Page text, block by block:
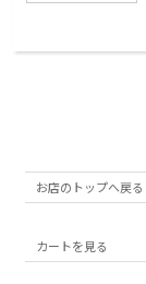
お店のトップへ戻る
カートを見る